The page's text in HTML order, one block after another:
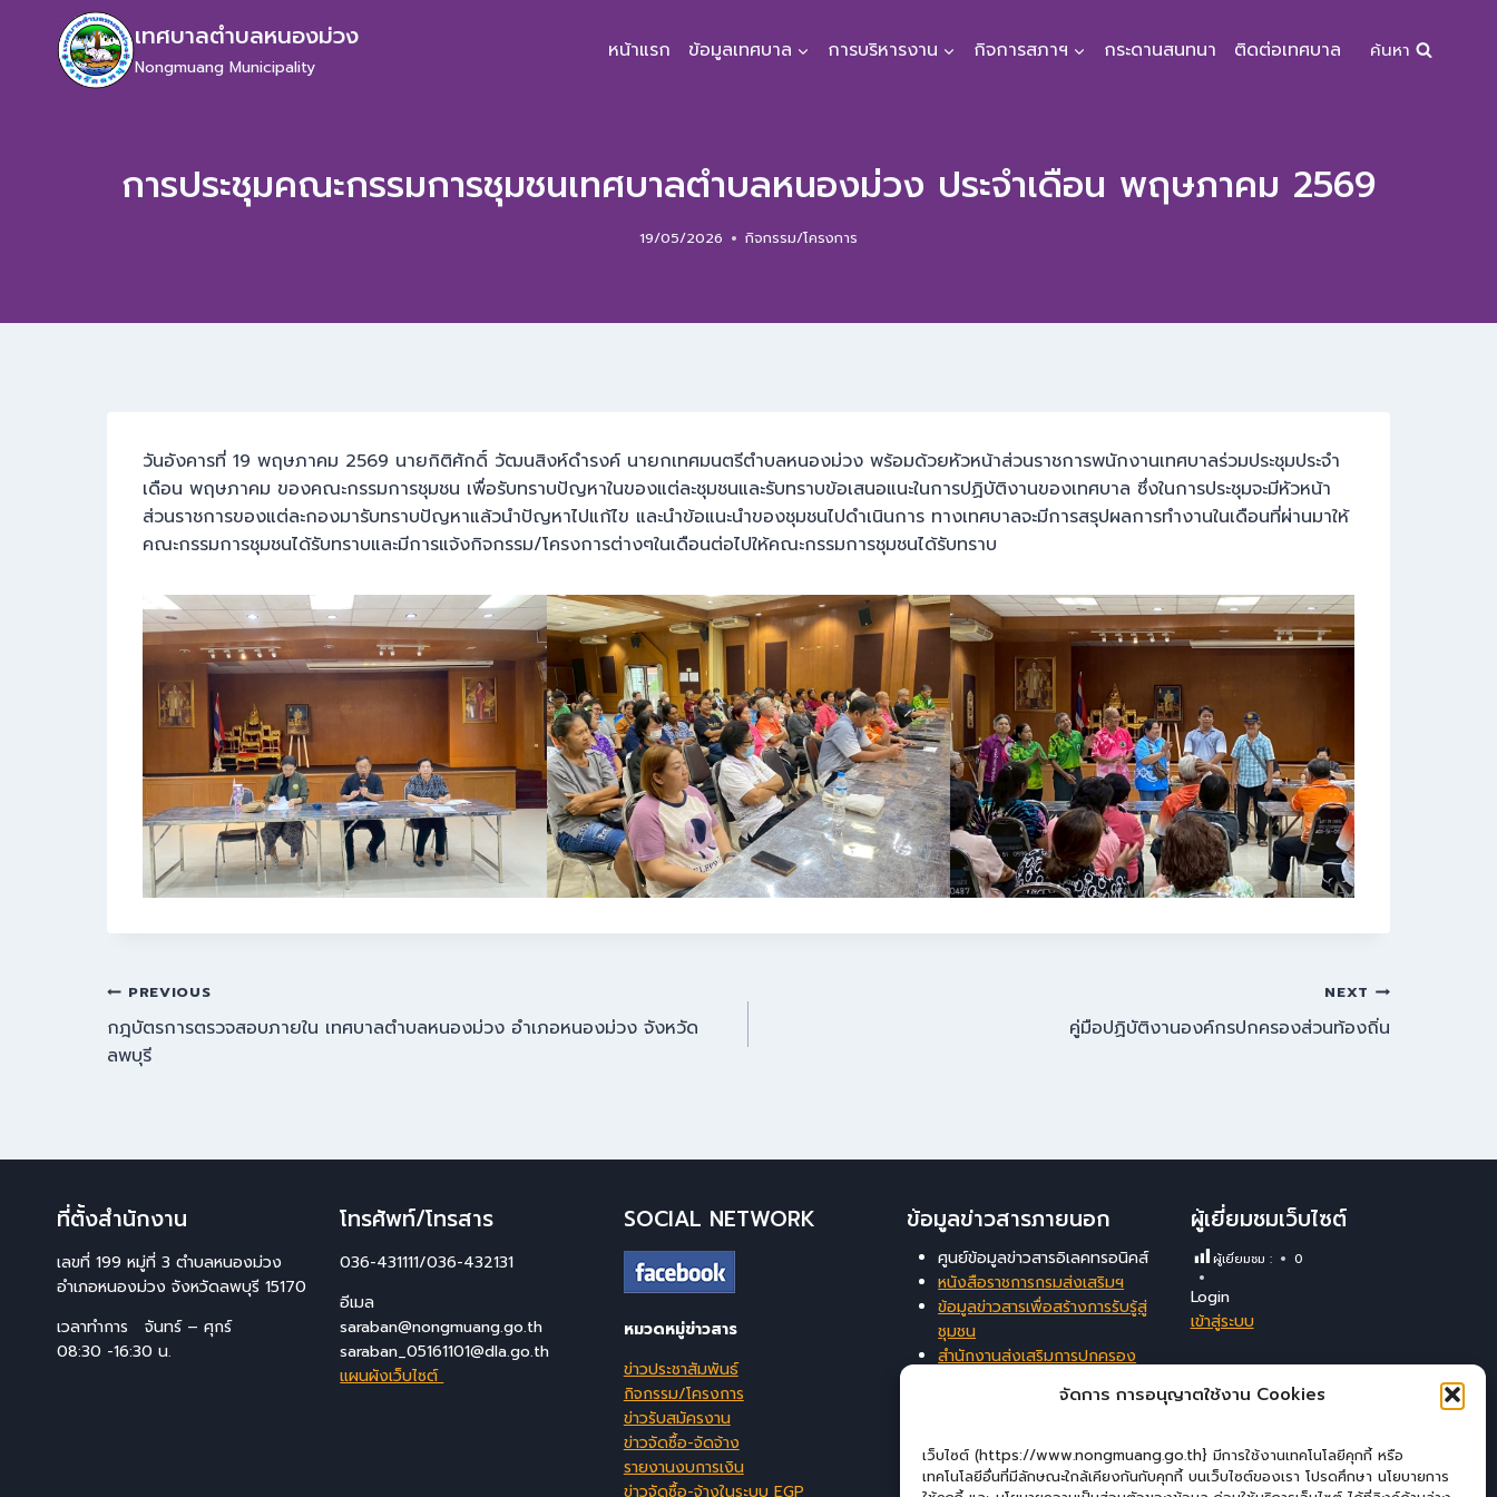
จัดการ การอนุญาตใช้งาน Cookies
เว็บไซต์ (https://www.nongmuang.go.th} มีการใช้งานเทคโนโลยีคุกกี้ หรือ
เทคโนโลยีอื่นที่มีลักษณะใกล้เคียงกันกับคุกกี้ บนเว็บไซต์ของเรา โปรดศึกษา นโยบายการ
เทศบาลตำบลหนองม่วง
Nongmuang Municipality
หน้าแรก ข้อมูลเทศบาล การบริหารงาน กิจการสภาฯ กระดานสนทนา ติดต่อเทศบาล ค้นหา
การประชุมคณะกรรมการชุมชนเทศบาลตำบลหนองม่วง ประจำเดือน พฤษภาคม 2569
19/05/2026 กิจกรรม/โครงการ
วันอังคารที่ 19 พฤษภาคม 2569 นายกิติศักดิ์ วัฒนสิงห์ดำรงค์ นายกเทศมนตรีตำบลหนองม่วง พร้อมด้วยหัวหน้าส่วนราชการพนักงานเทศบาลร่วมประชุมประจำ
เดือน พฤษภาคม ของคณะกรรมการชุมชน เพื่อรับทราบปัญหาในของแต่ละชุมชนและรับทราบข้อเสนอแนะในการปฏิบัติงานของเทศบาล ซึ่งในการประชุมจะมีหัวหน้า
ส่วนราชการของแต่ละกองมารับทราบปัญหาแล้วนำปัญหาไปแก้ไข และนำข้อแนะนำของชุมชนไปดำเนินการ ทางเทศบาลจะมีการสรุปผลการทำงานในเดือนที่ผ่านมาให้
คณะกรรมการชุมชนได้รับทราบและมีการแจ้งกิจกรรม/โครงการต่างๆในเดือนต่อไปให้คณะกรรมการชุมชนได้รับทราบ
PREVIOUS
กฎบัตรการตรวจสอบภายใน เทศบาลตำบลหนองม่วง อำเภอหนองม่วง จังหวัด
ลพบุรี
NEXT
คู่มือปฏิบัติงานองค์กรปกครองส่วนท้องถิ่น
ที่ตั้งสำนักงาน
เลขที่ 199 หมู่ที่ 3 ตำบลหนองม่วง
อำเภอหนองม่วง จังหวัดลพบุรี 15170
เวลาทำการ จันทร์ – ศุกร์
08:30 -16:30 น.
โทรศัพท์/โทรสาร
036-431111/036-432131
อีเมล
saraban@nongmuang.go.th
saraban_05161101@dla.go.th
แผนผังเว็บไซต์
SOCIAL NETWORK
หมวดหมู่ข่าวสาร
ข่าวประชาสัมพันธ์
กิจกรรม/โครงการ
ข่าวรับสมัครงาน
ข่าวจัดซื้อ-จัดจ้าง
รายงานงบการเงิน
ข่าวจัดซื้อ-จ้างในระบบ EGP
ข้อมูลข่าวสารภายนอก
ศูนย์ข้อมูลข่าวสารอิเลคทรอนิคส์
หนังสือราชการกรมส่งเสริมฯ
ข้อมูลข่าวสารเพื่อสร้างการรับรู้สู่
ชุมชน
สำนักงานส่งเสริมการปกครอง
ระบบสารสนเทศสนับสนุนการ
ผู้เยี่ยมชมเว็บไซต์
ผู้เยี่ยมชม : 0
Login
เข้าสู่ระบบ